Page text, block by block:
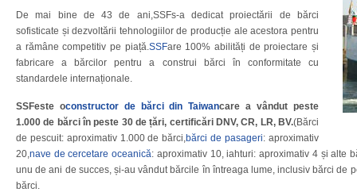
De mai bine de 43 de ani,SSFs-a dedicat proiectării de bărci
sofisticate și dezvoltării tehnologiilor de producție ale acestora pentru
a rămâne competitiv pe piață.SSFare 100% abilități de proiectare și
fabricare a bărcilor pentru a construi bărci în conformitate cu
standardele internaționale.
SSFeste oconstructor de bărci din Taiwancare a vândut peste
1.000 de bărci în peste 30 de țări, certificări DNV, CR, LR, BV.(Bărci
de pescuit: aproximativ 1.000 de bărci,bărci de pasageri: aproximativ
20,nave de cercetare oceanică: aproximativ 10, iahturi: aproximativ 4 și alte
unu de ani de succes, și-au vândut bărcile în întreaga lume, inclusiv bărci de
bărci.